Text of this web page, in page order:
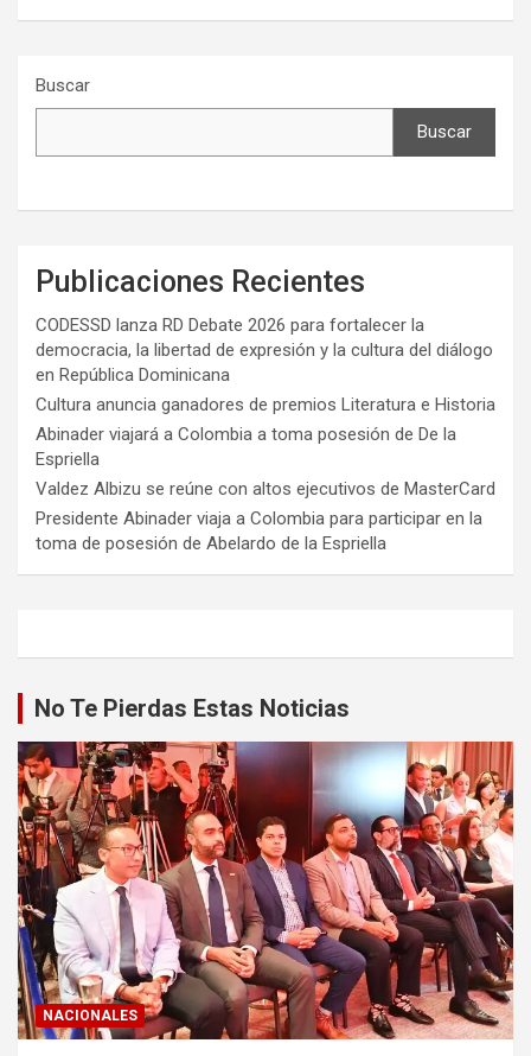
Buscar
Buscar
Publicaciones Recientes
CODESSD lanza RD Debate 2026 para fortalecer la
democracia, la libertad de expresión y la cultura del diálogo
en República Dominicana
Cultura anuncia ganadores de premios Literatura e Historia
Abinader viajará a Colombia a toma posesión de De la
Espriella
Valdez Albizu se reúne con altos ejecutivos de MasterCard
Presidente Abinader viaja a Colombia para participar en la
toma de posesión de Abelardo de la Espriella
No Te Pierdas Estas Noticias
NACIONALES